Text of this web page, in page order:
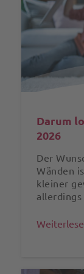
Darum
2026
Der
Wänden
kleiner
allerdings